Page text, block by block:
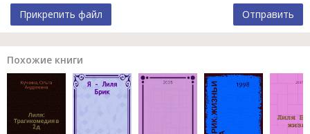
Прикрепить файл Отправить
Похожие книги